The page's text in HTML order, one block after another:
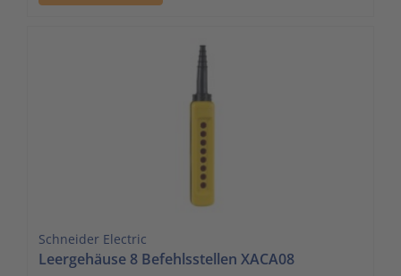
Schneider Electric
Leergehäuse 8 Befehlsstellen XACA08